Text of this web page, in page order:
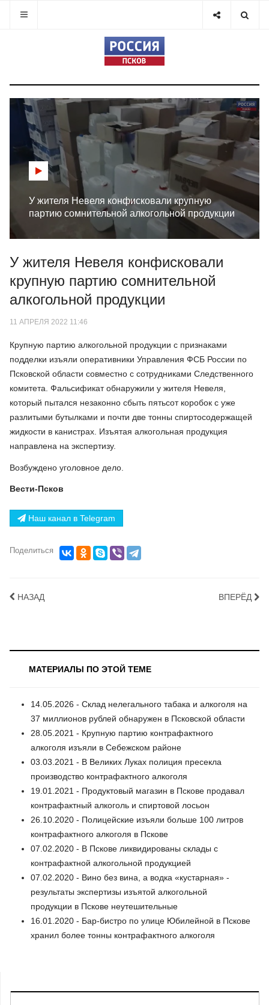
У жителя Невеля конфисковали крупную
партию сомнительной алкогольной продукции
У жителя Невеля конфисковали
крупную партию сомнительной
алкогольной продукции
11 АПРЕЛЯ 2022 11:46
Крупную партию алкогольной продукции с признаками
подделки изъяли оперативники Управления ФСБ России по
Псковской области совместно с сотрудниками Следственного
комитета. Фальсификат обнаружили у жителя Невеля,
который пытался незаконно сбыть пятьсот коробок с уже
разлитыми бутылками и почти две тонны спиртосодержащей
жидкости в канистрах. Изъятая алкогольная продукция
направлена на экспертизу.
Возбуждено уголовное дело.
Вести-Псков
Наш канал в Telegram
Поделиться
НАЗАД ВПЕРЁД
МАТЕРИАЛЫ ПО ЭТОЙ ТЕМЕ
14.05.2026 - Склад нелегального табака и алкоголя на
37 миллионов рублей обнаружен в Псковской области
28.05.2021 - Крупную партию контрафактного
алкоголя изъяли в Себежском районе
03.03.2021 - В Великих Луках полиция пресекла
производство контрафактного алкоголя
19.01.2021 - Продуктовый магазин в Пскове продавал
контрафактный алкоголь и спиртовой лосьон
26.10.2020 - Полицейские изъяли больше 100 литров
контрафактного алкоголя в Пскове
07.02.2020 - В Пскове ликвидированы склады с
контрафактной алкогольной продукцией
07.02.2020 - Вино без вина, а водка «кустарная» -
результаты экспертизы изъятой алкогольной
продукции в Пскове неутешительные
16.01.2020 - Бар-бистро по улице Юбилейной в Пскове
хранил более тонны контрафактного алкоголя